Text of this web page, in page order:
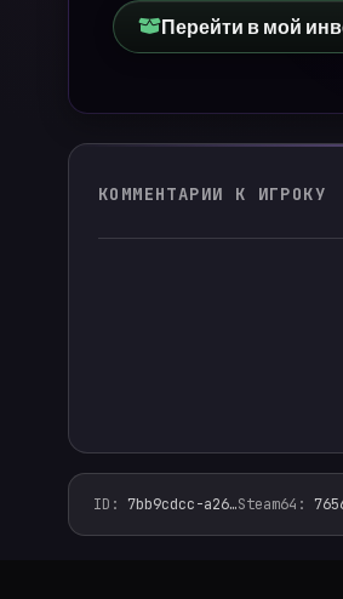
Перейти в мой
КОММЕНТАРИИ К ИГРОКУ
ID : 7bb9cdcc-a26…Steam64 :